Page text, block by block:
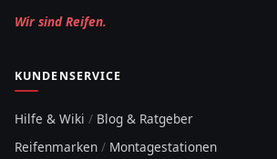
Wir sind Reifen.
KUNDENSERVICE
Hilfe & Wiki / Blog & Ratgeber
Reifenmarken / Montagestationen